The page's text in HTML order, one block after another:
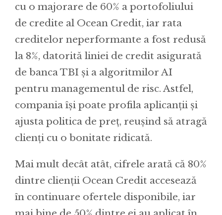
cu o majorare de 60% a portofoliului
de credite al Ocean Credit, iar rata
creditelor neperformante a fost redusă
la 8%, datorită liniei de credit asigurată
de banca TBI și a algoritmilor AI
pentru managementul de risc. Astfel,
compania își poate profila aplicanții și
ajusta politica de preț, reușind să atragă
clienți cu o bonitate ridicată.
Mai mult decât atât, cifrele arată că 80%
dintre clienții Ocean Credit accesează
în continuare ofertele disponibile, iar